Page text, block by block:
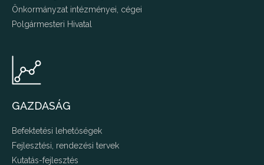
Önkormányzat intézményei, cégei
Polgármesteri Hivatal
GAZDASÁG
Befektetési lehetőségek
Fejlesztési, rendezési tervek
Kutatás-fejlesztés